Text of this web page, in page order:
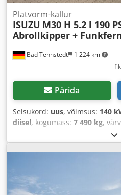
Bad Tennstedt 1 224 km
Platvorm-kallur
ISUZU M30 H 5.2 l 190
Abrollkipper +
Pärida
Seisukord: uus, võimsus: 140
diisel, kogumass: 7 490 kg,
ABS, elektrooniline
keskne lukustus,